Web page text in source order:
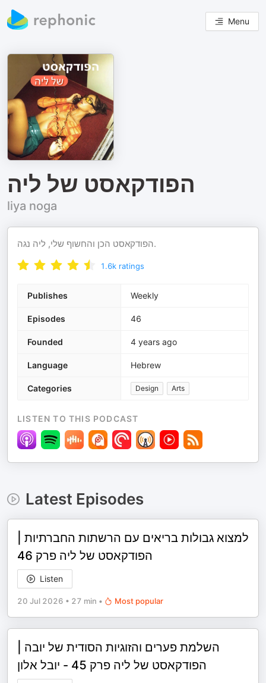
Menu
הפודקאסט של ליה
liya noga
הפודקאסט הכן והחשוף שלי, ליה נגה.
1.6k ratings
Publishes Weekly
Episodes 46
Founded 4 years ago
Language Hebrew
Categories Design Arts
LISTEN TO THIS PODCAST
Latest Episodes
למצוא גבולות בריאים עם הרשתות החברתיות |
הפודקאסט של ליה פרק 46
Listen
20 Jul 2026 • 27 min • Most popular
השלמת פערים והזוגיות הסודית של יובה |
הפודקאסט של ליה פרק 45 - יובל אלון